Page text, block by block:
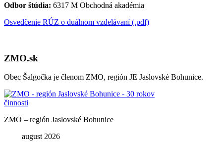
Odbor štúdia: 6317 M Obchodná akadémia
Osvedčenie RÚZ o duálnom vzdelávaní (.pdf)
ZMO.sk
Obec Šalgočka je členom ZMO, región JE Jaslovské Bohunice.
ZMO – región Jaslovské Bohunice
august 2026